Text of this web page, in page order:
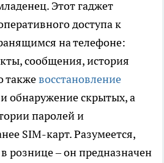
Этот гаджет
доступа к
на телефоне:
сообщения, история
такжевосстановление
и обнаружение скрытых, а
паролей и
SIM-карт. Разумеется,
рознице – он предназначен